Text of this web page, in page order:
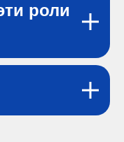
роли